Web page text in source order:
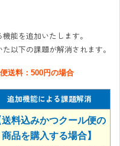
能を追加いたします。
以下の課題が解消されます。
送料：500円の場合
追加機能による課題解消
送料込みかつクール便の
商品を購入する場合】